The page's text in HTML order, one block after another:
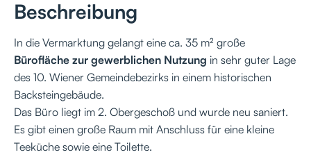
Beschreibung
In die Vermarktung gelangt eine ca. 35 m² große
Bürofläche zur gewerblichen Nutzung in sehr guter Lage
des 10. Wiener Gemeindebezirks in einem historischen
Backsteingebäude.
Das Büro liegt im 2. Obergeschoß und wurde neu saniert.
Es gibt einen große Raum mit Anschluss für eine kleine
Teeküche sowie eine Toilette.